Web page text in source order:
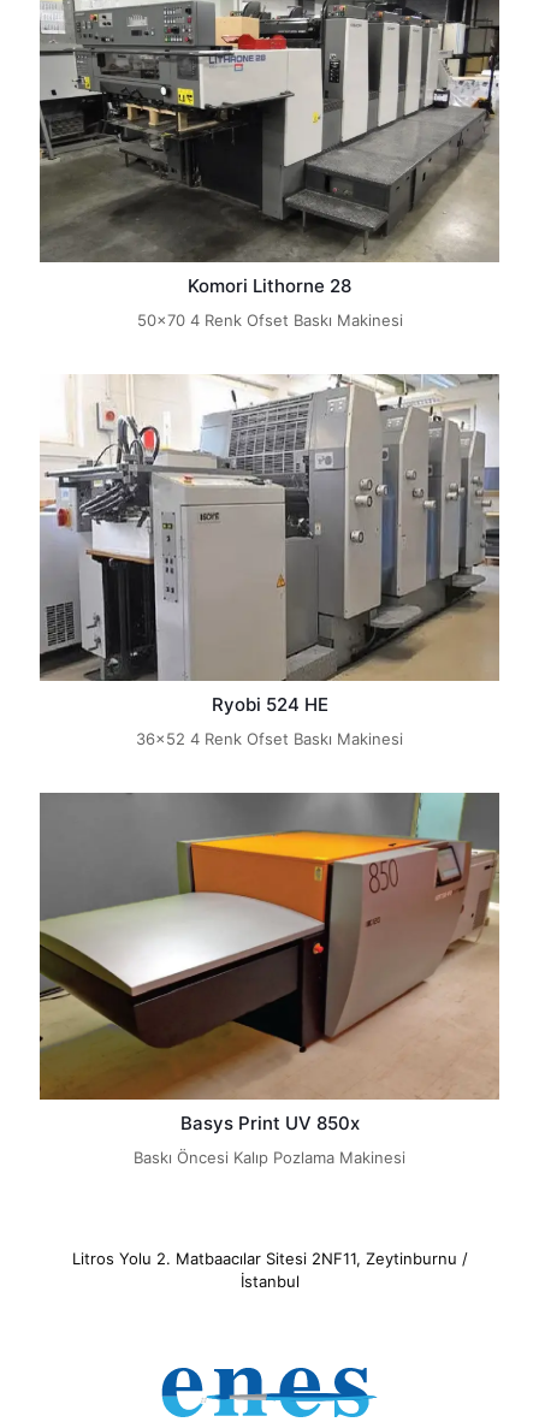
Komori Lithorne 28
50x70 4 Renk Ofset Baskı Makinesi
Ryobi 524 HE
36x52 4 Renk Ofset Baskı Makinesi
Basys Print UV 850x
Baskı Öncesi Kalıp Pozlama Makinesi
Litros Yolu 2. Matbaacılar Sitesi 2NF11, Zeytinburnu /
İstanbul